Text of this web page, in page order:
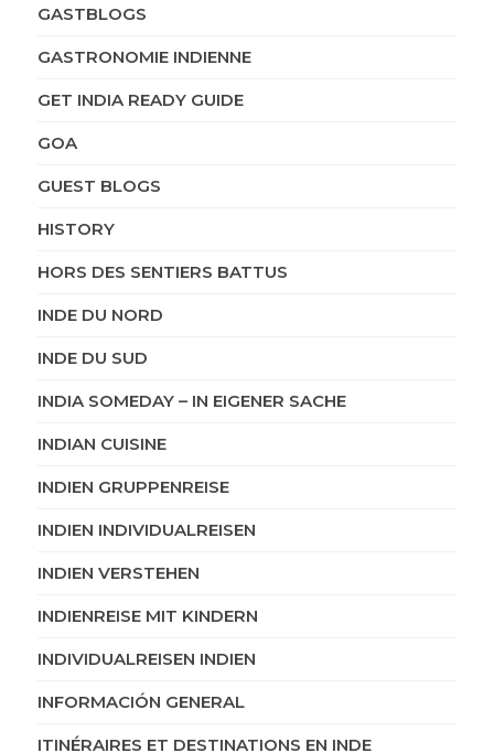
GASTBLOGS
GASTRONOMIE INDIENNE
GET INDIA READY GUIDE
GOA
GUEST BLOGS
HISTORY
HORS DES SENTIERS BATTUS
INDE DU NORD
INDE DU SUD
INDIA SOMEDAY – IN EIGENER SACHE
INDIAN CUISINE
INDIEN GRUPPENREISE
INDIEN INDIVIDUALREISEN
INDIEN VERSTEHEN
INDIENREISE MIT KINDERN
INDIVIDUALREISEN INDIEN
INFORMACIÓN GENERAL
ITINÉRAIRES ET DESTINATIONS EN INDE